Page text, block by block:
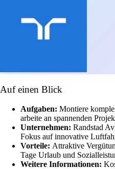
Auf einen Blick
Aufgaben: Montiere
arbeite an spannenden
Unternehmen: Randstad
Fokus auf innovative
Vorteile: Attraktive
Tage Urlaub und
Weitere Informationen: